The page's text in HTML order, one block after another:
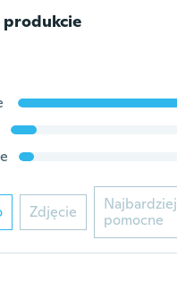
Zdjęcie
Najbardziej
pomocne